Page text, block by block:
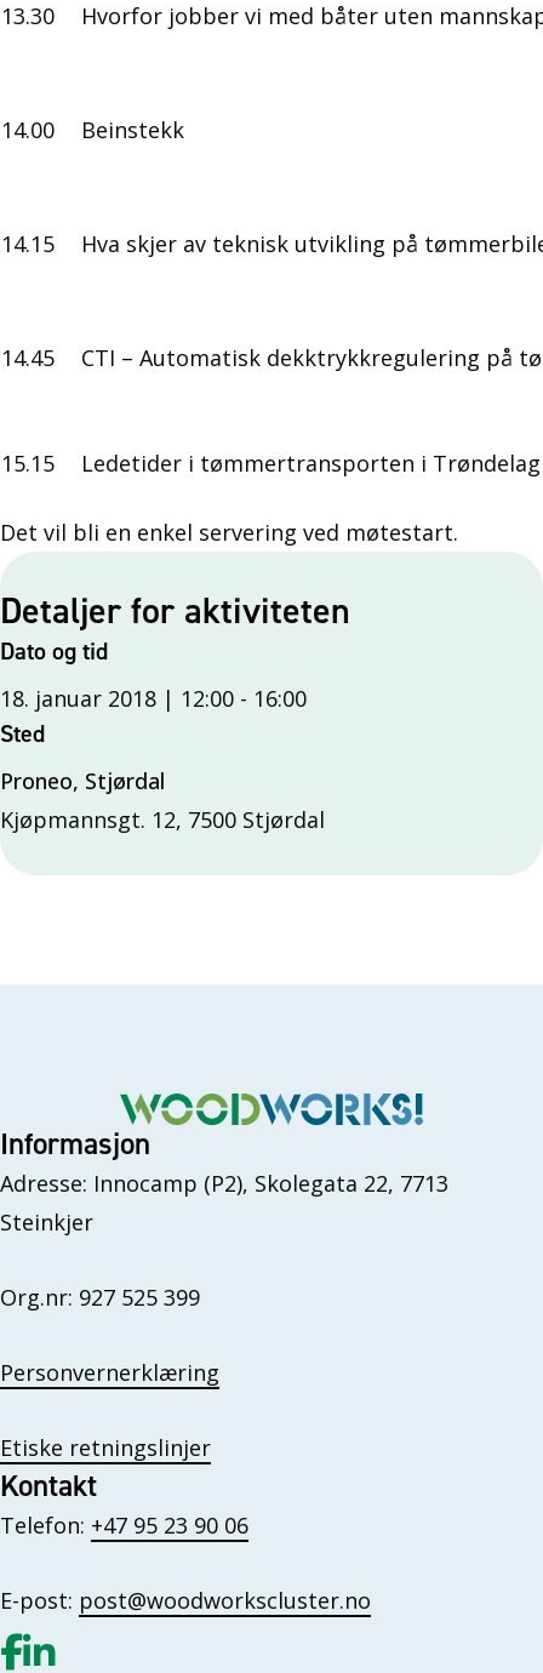
13.30 Hvorfor jobber vi med båter uten
14.00 Beinstekk
14.15 Hva skjer av teknisk utvikling på
14.45 CTI – Automatisk dekktrykkregulering på
15.15 Ledetider i tømmertransporten i
Det vil bli en enkel servering ved møtestart.
Detaljer for aktiviteten
Dato og tid
18. januar 2018 | 12:00 - 16:00
Sted
Proneo, Stjørdal
Kjøpmannsgt. 12, 7500 Stjørdal
Informasjon
Adresse: Innocamp (P2), Skolegata 22, 7713
Steinkjer
Org.nr: 927 525 399
Personvernerklæring
Etiske retningslinjer
Kontakt
Telefon: +47 95 23 90 06
E-post: post@woodworkscluster.no
Gå til vår Facebook
Gå til vår LinkedIn